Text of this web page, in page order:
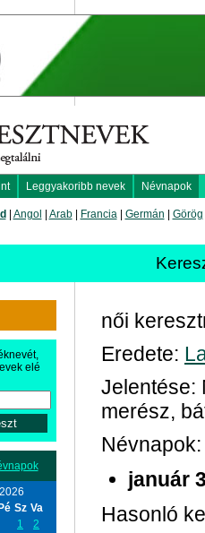
Leggyakoribb nevek Névnapok
Angol Arab| Francia| Germán Görög
elé
Pé Sz Va
1
2
női
Eredete:
Jelentése:
merész,
Névnapok:
január
Hasonló